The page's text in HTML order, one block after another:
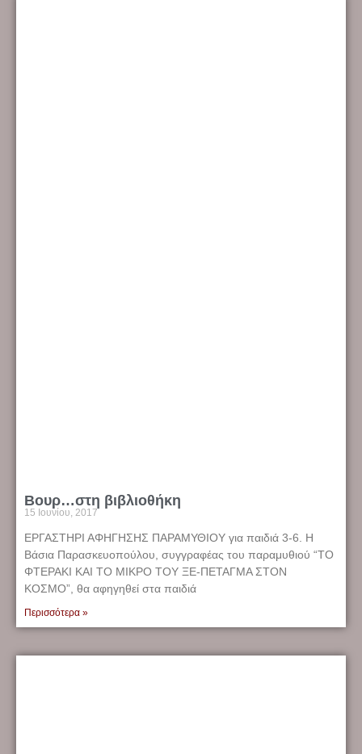
Βουρ…στη βιβλιοθήκη
15 Ιουνίου, 2017
ΕΡΓΑΣΤΗΡΙ ΑΦΗΓΗΣΗΣ ΠΑΡΑΜΥΘΙΟΥ για παιδιά 3-6. Η
Βάσια Παρασκευοπούλου, συγγραφέας του παραμυθιού “ΤΟ
ΦΤΕΡΑΚΙ ΚΑΙ ΤΟ ΜΙΚΡΟ ΤΟΥ ΞΕ-ΠΕΤΑΓΜΑ ΣΤΟΝ
ΚΟΣΜΟ”, θα αφηγηθεί στα παιδιά
Περισσότερα »